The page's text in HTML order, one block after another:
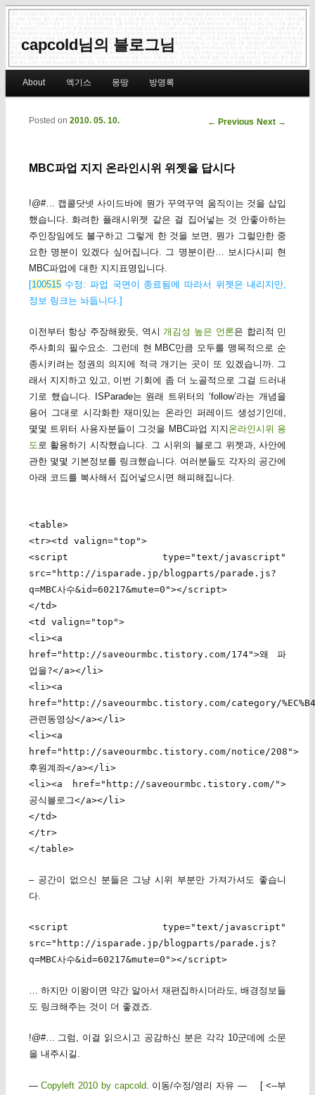
capcold님의 블로그님
Skip to primary content
Skip to secondary content
About 엑기스 몽땅 방명록
Post navigation
← Previous Next →
MBC파업 지지 온라인시위 위젯을 답시다
Posted on 2010. 05. 10.
!@#… 캡콜닷넷 사이드바에 뭔가 꾸역꾸역 움직이는 것을 삽입
했습니다. 화려한 플래시위젯 같은 걸 집어넣는 것 안좋아하는
주인장임에도 불구하고 그렇게 한 것을 보면, 뭔가 그럴만한 중
요한 명분이 있겠다 싶어집니다. 그 명분이란… 보시다시피 현
MBC파업에 대한 지지표명입니다.
[100515수정: 파업 국면이 종료됨에 따라서 위젯은 내리지만,
정보 링크는 놔둡니다.]
이전부터 항상 주장해왔듯, 역시 개김성 높은 언론은 합리적 민
주사회의 필수요소. 그런데 현 MBC만큼 모두를 맹목적으로 순
종시키려는 정권의 의지에 적극 개기는 곳이 또 있겠습니까. 그
래서 지지하고 있고, 이번 기회에 좀 더 노골적으로 그걸 드러내
기로 했습니다. ISParade는 원래 트위터의 ‘follow’라는 개념을
용어 그대로 시각화한 재미있는 온라인 퍼레이드 생성기인데,
몇몇 트위터 사용자분들이 그것을 MBC파업 지지 온라인시위 용
도 로 활용하기 시작했습니다. 그 시위의 블로그 위젯과, 사안에
관한 몇몇 기본정보를 링크했습니다. 여러분들도 각자의 공간에
아래 코드를 복사해서 집어넣으시면 해피해집니다.
<table>
<tr><td valign="top">
<script type="text/javascript"
src="http://isparade.jp/blogparts/parade.js?
q=MBC사수&id=60217&mute=0"></script>
</td>
<td valign="top">
<li><a
href="http://saveourmbc.tistory.com/174">왜 파
업을?</a></li>
<li><a
href="http://saveourmbc.tistory.com/category/
관련동영상</a></li>
<li><a
href="http://saveourmbc.tistory.com/notice/208">
후원계좌</a></li>
<li><a href="http://saveourmbc.tistory.com/">
공식블로그</a></li>
</td>
</tr>
</table>
– 공간이 없으신 분들은 그냥 시위 부분만 가져가셔도 좋습니
다.
<script type="text/javascript"
src="http://isparade.jp/blogparts/parade.js?
q=MBC사수&id=60217&mute=0"></script>
… 하지만 이왕이면 약간 알아서 재편집하시더라도, 배경정보들
도 링크해주는 것이 더 좋겠죠.
!@#… 그럼, 이걸 읽으시고 공감하신 분은 각각 10군데에 소문
을 내주시길.
—Copyleft 2010 by capcold. 이동/수정/영리 자유 — [ <--부